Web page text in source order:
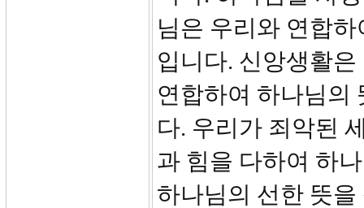
님은 우리와 연합
입니다. 신앙생활
연합하여 하나님의
다. 우리가 죄악된
과 힘을 다하여 하
하나님의 선한 뜻